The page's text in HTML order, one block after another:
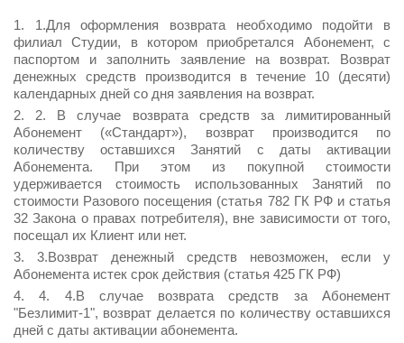
1.Для оформления возврата необходимо подойти в
филиал Студии, в котором приобретался Абонемент, с
паспортом и заполнить заявление на возврат. Возврат
денежных средств производится в течение 10 (десяти)
календарных дней со дня заявления на возврат.
2. В случае возврата средств за лимитированный
Абонемент («Стандарт»), возврат производится по
количеству оставшихся Занятий с даты активации
Абонемента. При этом из покупной стоимости
удерживается стоимость использованных Занятий по
стоимости Разового посещения (статья 782 ГК РФ и статья
32 Закона о правах потребителя), вне зависимости от того,
посещал их Клиент или нет.
3.Возврат денежный средств невозможен, если у
Абонемента истек срок действия (статья 425 ГК РФ)
4. 4.В случае возврата средств за Абонемент
"Безлимит-1", возврат делается по количеству оставшихся
дней с даты активации абонемента.